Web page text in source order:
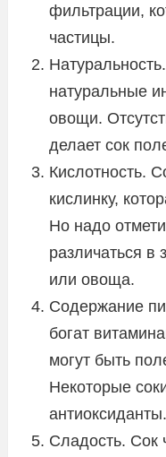
фильтрации,
частицы.
натуральные
овощи.
делает сок
Кислотность.
кислинку,
Но надо
различаться в
или овоща.
Содержание
богат
могут быть
Некоторые
антиоксиданты.
Сладость. Сок